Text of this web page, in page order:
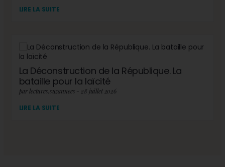
LIRE LA SUITE
La Déconstruction de la République. La
bataille pour la laïcité
par lectures.suzannees - 28 juillet 2026
LIRE LA SUITE